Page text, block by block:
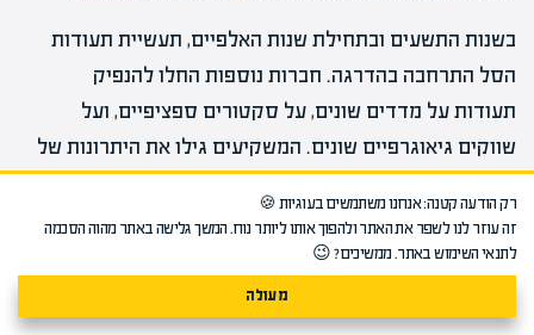
בשנות התשעים ובתחילת שנות האלפיים, תעשיית תעודות
הסל התרחבה בהדרגה. חברות נוספות החלו להנפיק
תעודות על מדדים שונים, על סקטורים ספציפיים, ועל
שווקים גיאוגרפיים שונים. המשקיעים גילו את היתרונות של
כלי ההשקעה הזה, והביקוש גדל באופן מתמיד.
המהפכה האמיתית החלה בסוף שנות האלפיים הראשונות.
תעודות הסל החלו להתרחב מעבר למניות ולכסות אג"ח,
סחורות, מטבעות, נדל"ן ונכסים אקזוטיים נוספים. פיתוחים
רק הודעה קטנה: אנחנו משתמשים בעוגיות 🍪
זה עוזר לנו לשפר את האתר ולהפוך אותו ליותר נוח. המשך גלישה באתר מהוה הסכמה
לתנאי השימוש באתר. ממשיכים? 😉
מעולה